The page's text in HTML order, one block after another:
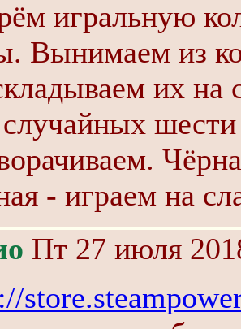
игральную
Вынимаем из
их на
случайных
- играем на
Пт 27 июля